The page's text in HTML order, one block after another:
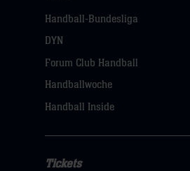
Navigation
öffnen,
dann
klicken
Handball-Bundesliga
DYN
Forum Club Handball
Handballwoche
Handball Inside
Tickets